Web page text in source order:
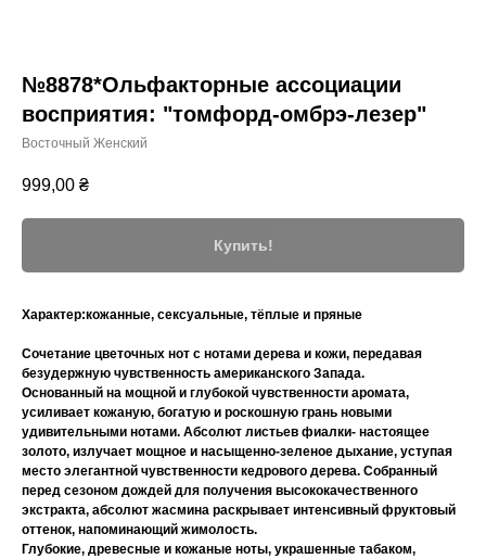
№8878*Ольфакторные ассоциации
восприятия: "томфорд-омбрэ-лезер"
Восточный Женский
999,00 ₴
Купить!
Характер:кожанные, сексуальные, тёплые и пряные
Сочетание цветочных нот с нотами дерева и кожи, передавая
безудержную чувственность американского Запада.
Основанный на мощной и глубокой чувственности аромата,
усиливает кожаную, богатую и роскошную грань новыми
удивительными нотами. Абсолют листьев фиалки- настоящее
золото, излучает мощное и насыщенно-зеленое дыхание, уступая
место элегантной чувственности кедрового дерева. Собранный
перед сезоном дождей для получения высококачественного
экстракта, абсолют жасмина раскрывает интенсивный фруктовый
оттенок, напоминающий жимолость.
Глубокие, древесные и кожаные ноты, украшенные табаком,